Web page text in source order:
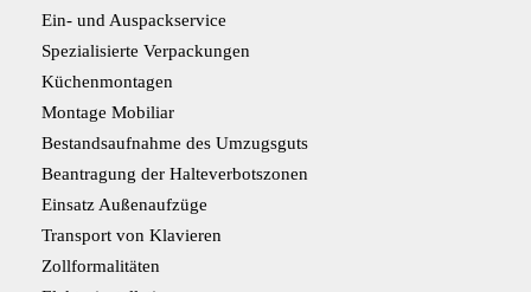
Ein- und Auspackservice
Spezialisierte Verpackungen
Küchenmontagen
Montage Mobiliar
Bestandsaufnahme des Umzugsguts
Beantragung der Halteverbotszonen
Einsatz Außenaufzüge
Transport von Klavieren
Zollformalitäten